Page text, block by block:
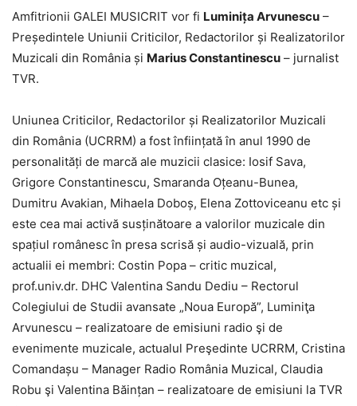
Amfitrionii GALEI MUSICRIT vor fi Luminița Arvunescu –
Președintele Uniunii Criticilor, Redactorilor și Realizatorilor
Muzicali din România și Marius Constantinescu – jurnalist
TVR.
Uniunea Criticilor, Redactorilor și Realizatorilor Muzicali
din România (UCRRM) a fost înființată în anul 1990 de
personalități de marcă ale muzicii clasice: Iosif Sava,
Grigore Constantinescu, Smaranda Oțeanu-Bunea,
Dumitru Avakian, Mihaela Doboș, Elena Zottoviceanu etc și
este cea mai activă susținătoare a valorilor muzicale din
spațiul românesc în presa scrisă și audio-vizuală, prin
actualii ei membri: Costin Popa – critic muzical,
prof.univ.dr. DHC Valentina Sandu Dediu – Rectorul
Colegiului de Studii avansate „Noua Europă”, Luminiţa
Arvunescu – realizatoare de emisiuni radio şi de
evenimente muzicale, actualul Preşedinte UCRRM, Cristina
Comandașu – Manager Radio România Muzical, Claudia
Robu şi Valentina Băințan – realizatoare de emisiuni la TVR